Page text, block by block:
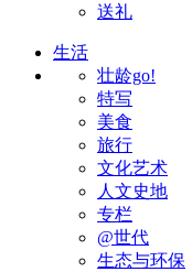
送礼
生活
壮龄go!
特写
美食
旅行
文化艺术
人文史地
专栏
@世代
生态与环保